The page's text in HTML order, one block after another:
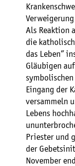
Verweigerung
Als Reaktion
die
das Leben”
Gläubigen
Eingang der
versammeln
Lebens
Priester und
der
November